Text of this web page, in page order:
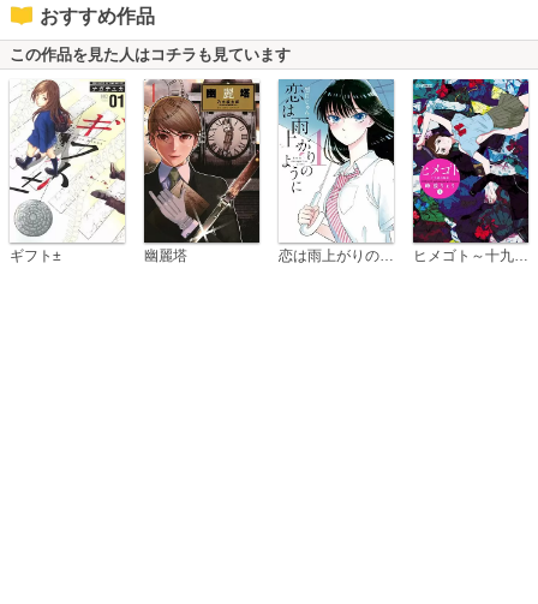
おすすめ作品
この作品を見た人はコチラも見ています
ギフト± 幽麗塔 恋は雨上がりのように ヒメゴト～十九歳の制服～